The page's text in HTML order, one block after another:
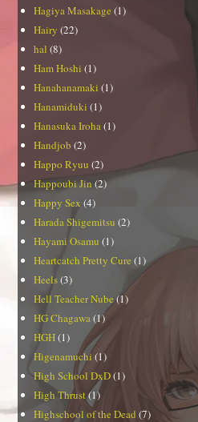
Hagiya Masakage (1)
Hairy (22)
hal (8)
Ham Hoshi (1)
Hanahanamaki (1)
Hanamiduki (1)
Hanasuka Iroha (1)
Handjob (2)
Happo Ryuu (2)
Happoubi Jin (2)
Happy Sex (4)
Harada Shigemitsu (2)
Hayami Osamu (1)
Heartcatch Pretty Cure (1)
Heels(3)
Hell Teacher Nube(1)
HG Chagawa (1)
HGH(1)
Higenamuchi(1)
High School DxD(1)
High Thrust(1)
Highschool of the Dead (7)